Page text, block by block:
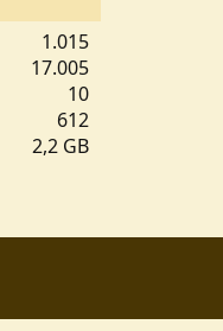
1.015
17.005
10
612
2,2 GB